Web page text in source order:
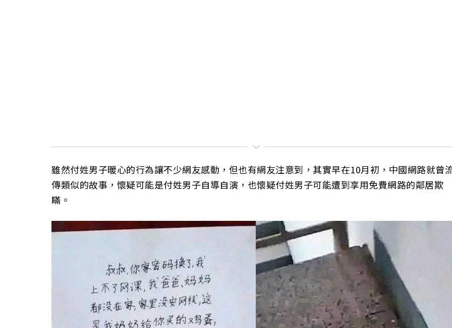
雖然付姓男子暖心的行為讓不少網友感動，但也有網友注意到，其實早在10月初，中國網路就曾
傳類似的故事，懷疑可能是付姓男子自導自演，也懷疑付姓男子可能遭到享用免費網路的鄰居欺
瞞。